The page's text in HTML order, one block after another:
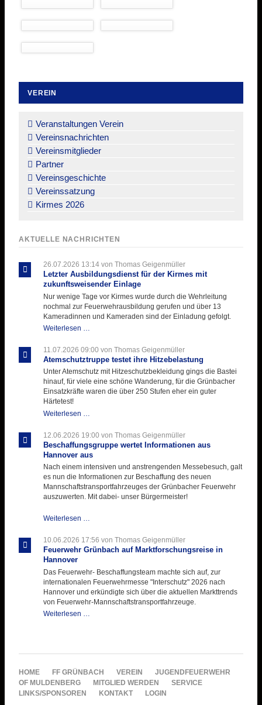
VEREIN
überspringen
Veranstaltungen Verein
Vereinsnachrichten
Vereinsmitglieder
Partner
Vereinsgeschichte
Vereinssatzung
Kirmes 2026
AKTUELLE NACHRICHTEN
26.07.2026 13:14von Thomas Geigenmüller
Letzter Ausbildungsdienst für der Kirmes mit
zukunftsweisender Einlage
Nur wenige Tage vor Kirmes wurde durch die Wehrleitung
nochmal zur Feuerwehrausbildung gerufen und über 13
Kameradinnen und Kameraden sind der Einladung gefolgt.
Weiterlesen …
für
der
Kirmes
mit
zukunftsweisender
11.07.2026 09:00 von Thomas Geigenmüller
Atemschutztruppe testet ihre Hitzebelastung
Unter Atemschutz mit Hitzeschutzbekleidung gings die Bastei
hinauf, für viele eine schöne Wanderung, für die Grünbacher
Einsatzkräfte waren die über 250 Stufen eher ein guter
Härtetest!
Weiterlesen …
ihre
Hitzebelastung
12.06.2026 19:00 von Thomas Geigenmüller
Beschaffungsgruppe wertet Informationen aus
Hannover aus
Nach einem intensiven und anstrengenden Messebesuch, galt
es nun die Informationen zur Beschaffung des neuen
Mannschaftstransportfahrzeuges der Grünbacher Feuerwehr
auszuwerten. Mit dabei- unser Bürgermeister!
Weiterlesen …
Informationen
aus
10.06.2026 17:56 von Thomas Geigenmüller
Feuerwehr Grünbach auf Marktforschungsreise in
Hannover
Das Feuerwehr- Beschaffungsteam machte sich auf, zur
internationalen Feuerwehrmesse "Interschutz" 2026 nach
Hannover und erkündigte sich über die aktuellen Markttrends
von Feuerwehr-Mannschaftstransportfahrzeuge.
Weiterlesen …
in
NAVIGATION
ÜBERSPRINGEN
HOME FF GRÜNBACH VEREIN
JUGENDFEUERWEHR
OF MULDENBERG
MITGLIED WERDEN
SERVICE
LINKS/SPONSOREN
KONTAKT LOGIN